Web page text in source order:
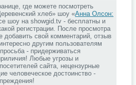
где можете посмотреть
хлеб» шоу «Анна Олсон:
шоу на showgid.tv - бесплатны и
регистрации. После просмотра
свой комментарий, отзыв
другим пользователям
- придерживаться
Любые угрозы и
сайта, нецензурные
человеческое достоинство -